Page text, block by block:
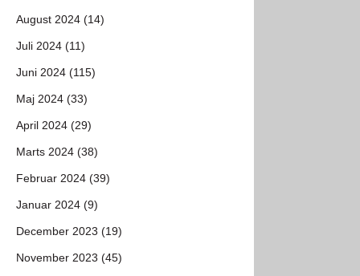
August 2024 (14)
Juli 2024 (11)
Juni 2024 (115)
Maj 2024 (33)
April 2024 (29)
Marts 2024 (38)
Februar 2024 (39)
Januar 2024 (9)
December 2023 (19)
November 2023 (45)